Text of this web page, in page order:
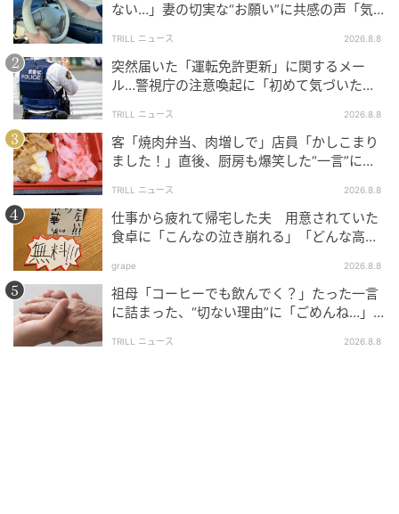
ない…」妻の切実な“お願い”に共感の声「気
TRILL ニュース 2026.8.8
突然届いた「運転免許更新」に関するメー
ル…警視庁の注意喚起に「初めて気づいた」
TRILL ニュース 2026.8.8
客「焼肉弁当、肉増しで」店員「かしこまり
ました！」直後、厨房も爆笑した“一言”に
験談2選＞
TRILL ニュース 2026.8.8
仕事から疲れて帰宅した夫 用意されていた
食卓に「こんなの泣き崩れる」「どんな高級
grape 2026.8.8
祖母「コーヒーでも飲んでく？」たった一言
に詰まった、“切ない理由”に「ごめんね…」
TRILL ニュース 2026.8.8